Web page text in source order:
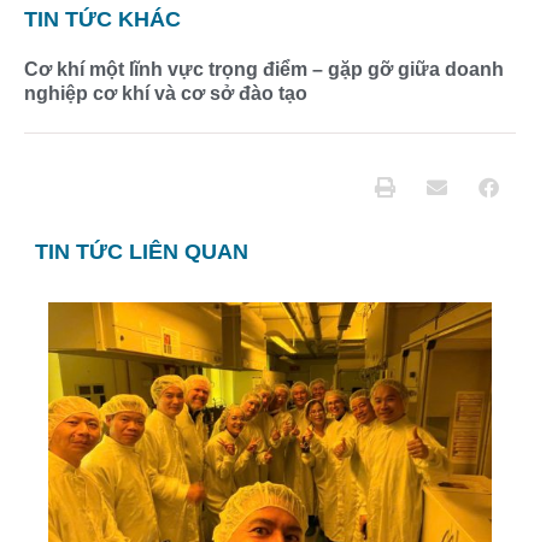
TIN TỨC KHÁC
Cơ khí một lĩnh vực trọng điểm – gặp gỡ giữa doanh
nghiệp cơ khí và cơ sở đào tạo
TIN TỨC LIÊN QUAN